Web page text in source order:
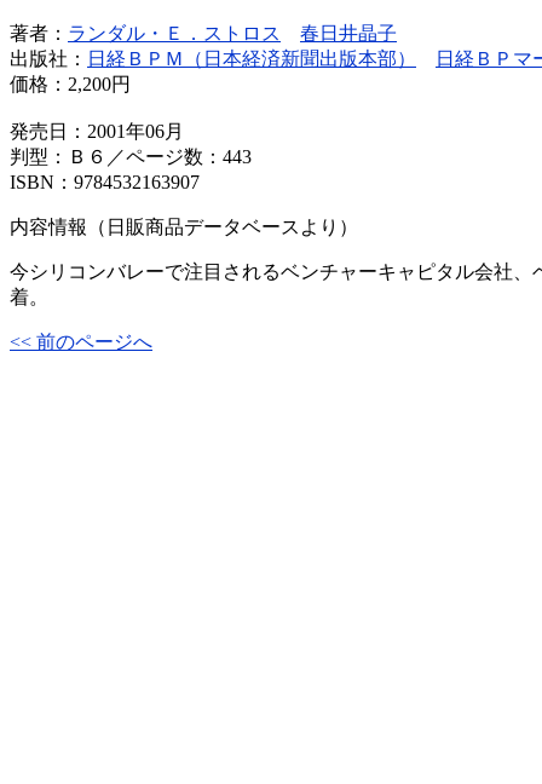
著者： ランダル・Ｅ．ストロス
春日井晶子
出版社： 日経ＢＰＭ（日本経済新聞出版本部）
日経ＢＰマ
価格： 2,200円
発売日：2001年06月
判型：Ｂ６／ページ数：443
ISBN：9784532163907
内容情報（日販商品データベースより）
今シリコンバレーで注目されるベンチャーキャピタル会社
着。
<< 前のページへ